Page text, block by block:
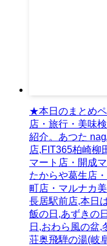
★本日のまとめペ
店・旅行・美味
紹介。あつた
店,FIT365柏崎柳
マート店・開成
たからや葛生店
町店・マルナカ
長居駅前店,本日
飯の日,あずきの
日,おわら風の盆,
荘奥飛騨の湯(岐